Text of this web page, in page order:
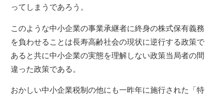
ってしまうであろう。
このような中小企業の事業承継者に終身の株式保有義務
を負わせることは長寿高齢社会の現状に逆行する政策で
あると共に中小企業の実態を理解しない政策当局者の間
違った政策である。
おかしい中小企業税制の他にも一昨年に施行された「特